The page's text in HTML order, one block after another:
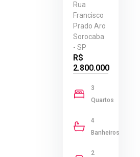
Rua
Francisco
Prado Aro
Sorocaba
- SP
R$
2.800.000
3
Quartos
4
Banheiros
2